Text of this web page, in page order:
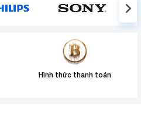
Hình thức thanh toán